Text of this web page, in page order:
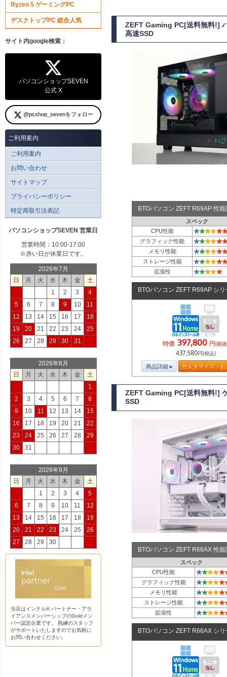
ZEFT Gaming PC[送料無料!]
高速SSD
BTOパソコン ZEFT R69AP 性
スペック
CPU性能
★★★★★★
グラフィック性能 ★★★★★★
メモリ性能 ★★★★★★
ストレージ性能 ★★★★★★
拡張性 ★★★★★
BTOパソコン ZEFT R69AP シリ
特価 397,800 円(税
437,580円(税込)
商品詳細 カスタマイズ・
ZEFT Gaming PC[送料無料!]
SSD
BTOパソコン ZEFT R66AX 性
スペック
CPU性能
★★★★★
グラフィック性能 ★★★★★
メモリ性能 ★★★★★
ストレージ性能 ★★★★★
拡張性 ★★★★★
BTOパソコン ZEFT R66AX シリ
Ryzen 5 ゲーミングPC
デスクトップPC 総合人気
サイト内google検索：
パソコンショップSEVEN
公式 X
@pcshop_sevenをフォロー
ご利用案内
ご利用案内
お問い合わせ
サイトマップ
プライバシーポリシー
特定商取引法表記
パソコンショップSEVEN 営業日
営業時間：10:00-17:00
※赤い日が休業日です。
2026年7月
日
月 火 水 木 金
土
1
2 3
4
5
6 7 8 9 10
11
12
13 14 15 16 17
18
19
20 21 22 23 24
25
26
27 28 29 30 31
2026年8月
日
月 火 水 木 金
土
1
2
3 4 5 6 7
8
9
10 11 12 13 14
15
16
17 18 19 20 21
22
23
24 25 26 27 28
29
30
31
2026年9月
日
月 火 水 木 金
土
1
2 3 4
5
6
7 8 9 10 11
12
13
14 15 16 17 18
19
20
21 22 23 24 25
26
27
28 29 30
当店はインテル® パートナー・アラ
イアンスメンバーシップのGoldメン
バー認定企業です。 熟練のスタッフ
がサポートいたしますのでお気軽に
お問い合わせください。